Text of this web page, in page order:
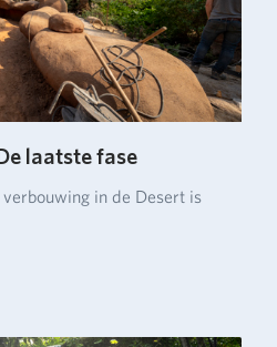
laatste fase
in de Desert is